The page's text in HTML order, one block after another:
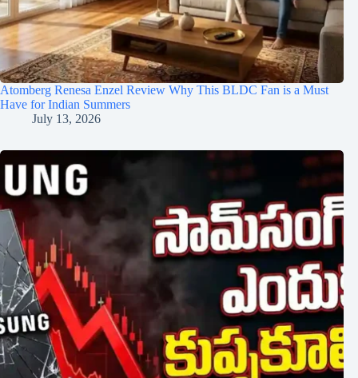
Atomberg Renesa Enzel Review Why This BLDC Fan is a Must
Have for Indian Summers
July 13, 2026